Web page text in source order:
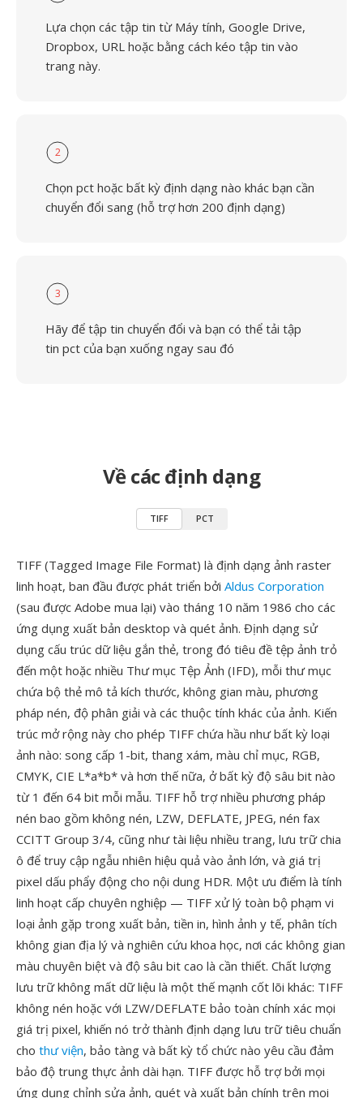
Lựa chọn các tập tin từ Máy tính, Google Drive,
Dropbox, URL hoặc bằng cách kéo tập tin vào
trang này.
2
Chọn pct hoặc bất kỳ định dạng nào khác bạn cần
chuyển đổi sang (hỗ trợ hơn 200 định dạng)
3
Hãy để tập tin chuyển đổi và bạn có thể tải tập
tin pct của bạn xuống ngay sau đó
Về các định dạng
TIFF PCT
TIFF (Tagged Image File Format) là định dạng ảnh raster
linh hoạt, ban đầu được phát triển bởi Aldus Corporation
(sau được Adobe mua lại) vào tháng 10 năm 1986 cho các
ứng dụng xuất bản desktop và quét ảnh. Định dạng sử
dụng cấu trúc dữ liệu gắn thẻ, trong đó tiêu đề tệp ảnh trỏ
đến một hoặc nhiều Thư mục Tệp Ảnh (IFD), mỗi thư mục
chứa bộ thẻ mô tả kích thước, không gian màu, phương
pháp nén, độ phân giải và các thuộc tính khác của ảnh. Kiến
trúc mở rộng này cho phép TIFF chứa hầu như bất kỳ loại
ảnh nào: song cấp 1-bit, thang xám, màu chỉ mục, RGB,
CMYK, CIE L*a*b* và hơn thế nữa, ở bất kỳ độ sâu bit nào
từ 1 đến 64 bit mỗi mẫu. TIFF hỗ trợ nhiều phương pháp
nén bao gồm không nén, LZW, DEFLATE, JPEG, nén fax
CCITT Group 3/4, cũng như tài liệu nhiều trang, lưu trữ chia
ô để truy cập ngẫu nhiên hiệu quả vào ảnh lớn, và giá trị
pixel dấu phẩy động cho nội dung HDR. Một ưu điểm là tính
linh hoạt cấp chuyên nghiệp — TIFF xử lý toàn bộ phạm vi
loại ảnh gặp trong xuất bản, tiền in, hình ảnh y tế, phân tích
không gian địa lý và nghiên cứu khoa học, nơi các không gian
màu chuyên biệt và độ sâu bit cao là cần thiết. Chất lượng
lưu trữ không mất dữ liệu là một thế mạnh cốt lõi khác: TIFF
không nén hoặc với LZW/DEFLATE bảo toàn chính xác mọi
giá trị pixel, khiến nó trở thành định dạng lưu trữ tiêu chuẩn
cho thư viện, bảo tàng và bất kỳ tổ chức nào yêu cầu đảm
bảo độ trung thực ảnh dài hạn. TIFF được hỗ trợ bởi mọi
ứng dụng chỉnh sửa ảnh, quét và xuất bản chính trên mọi